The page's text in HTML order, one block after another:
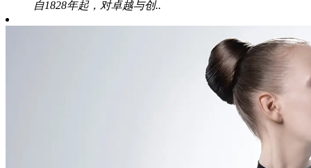
自1828年起，对卓越与创..